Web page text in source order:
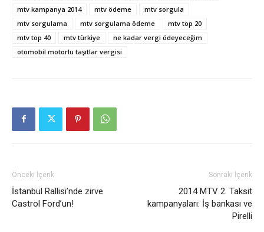
mtv kampanya 2014
mtv ödeme
mtv sorgula
mtv sorgulama
mtv sorgulama ödeme
mtv top 20
mtv top 40
mtv türkiye
ne kadar vergi ödeyeceğim
otomobil motorlu taşıtlar vergisi
Önceki İçerik
İstanbul Rallisi’nde zirve
Castrol Ford’un!
Sonraki İçerik
2014 MTV 2. Taksit
kampanyaları: İş bankası ve
Pirelli